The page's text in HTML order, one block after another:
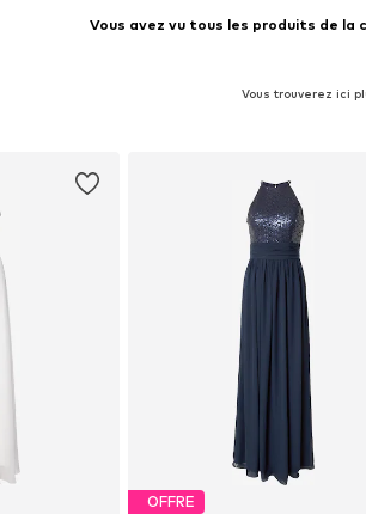
Vous avez vu tous les produits de
Vous trouverez ici
OFFRE